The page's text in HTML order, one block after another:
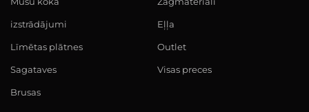
izstrādājumi
Līmētas plātnes
Sagataves
Brusas
Eļļa
Outlet
Visas preces